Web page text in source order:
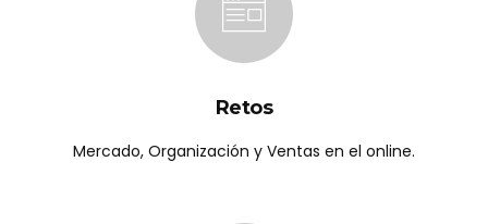
Retos
Mercado, Organización y Ventas en el online.